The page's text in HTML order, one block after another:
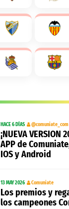
HACE 6 DÍAS @comuniate_com
¡NUEVA VERSION
APP de
IOS y Android
13 MAY 2026 Comuniate
Los premios y
los campeones